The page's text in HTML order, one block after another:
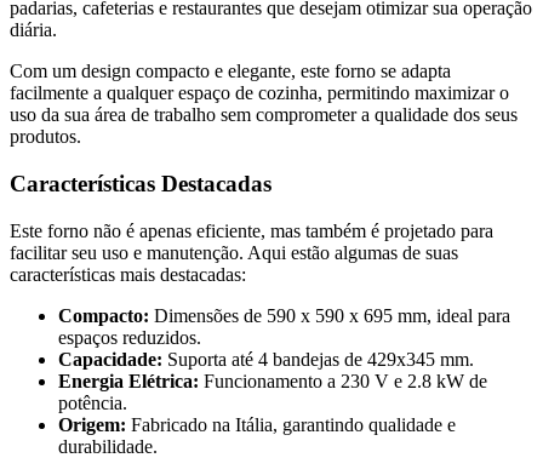
padarias, cafeterias e restaurantes que desejam otimizar sua operação
diária.
Com um design compacto e elegante, este forno se adapta
facilmente a qualquer espaço de cozinha, permitindo maximizar o
uso da sua área de trabalho sem comprometer a qualidade dos seus
produtos.
Características Destacadas
Este forno não é apenas eficiente, mas também é projetado para
facilitar seu uso e manutenção. Aqui estão algumas de suas
características mais destacadas:
Compacto: Dimensões de 590 x 590 x 695 mm, ideal para
espaços reduzidos.
Capacidade: Suporta até 4 bandejas de 429x345 mm.
Energia Elétrica: Funcionamento a 230 V e 2.8 kW de
potência.
Origem: Fabricado na Itália, garantindo qualidade e
durabilidade.